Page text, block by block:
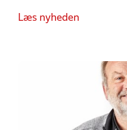
Læs nyheden